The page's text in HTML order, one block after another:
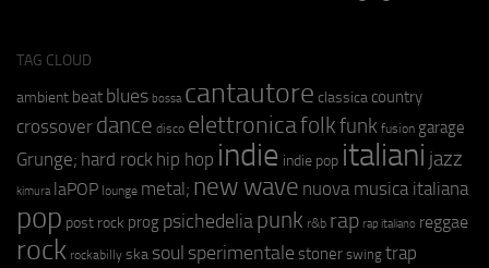
TAG CLOUD
ambient beat blues bossa cantautore classica country
crossover dance disco elettronicafolkfunk fusion garage
Grunge; hard rock hip hop indie indie pop italiani jazz
kimura laPOP lounge metal; new wave nuova musica italiana
pop post rock prog psichedeliapunk r&b rap rap italiano reggae
rock rockabilly ska soul sperimentale stoner swing trap